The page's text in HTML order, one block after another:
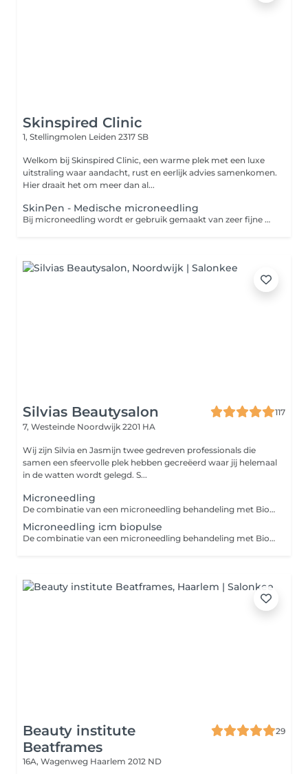
Skinspired Clinic
1, Stellingmolen Leiden 2317 SB
Welkom bij Skinspired Clinic, een warme plek met een luxe
uitstraling waar aandacht, rust en eerlijk advies samenkomen.
Hier draait het om meer dan al...
SkinPen - Medische microneedling
Bij microneedling wordt er gebruik gemaakt van zeer fijne naaldjes die op hoog tempo vibreren in de huid. Zo maken de naaldjes kleine verticale geultjes in de huid waardoor de aanmaak van collageen en elastine wordt gestimuleerd. Dit levert een egalere en stevigere huid op. Ook worden acnelittekens en fijne lijntjes minder zichtbaar. Bij microneedling met een dermaroller wordt er gebruik gemaakt van een roller uitgerust met hele fijne naaldjes. Hiermee wordt de huid als het ware 'beschadigd'. Dit stimuleert de huidvernieuwing, waardoor deze soepeler, egaler en stralender wordt. Het voordeel van een dermapen ten opzichte van een Dermaroller is dat je minder hersteltijd nodig hebt en dat de behandeling prettiger is om te ondergaan.
Silvias Beautysalon
117
7, Westeinde Noordwijk 2201 HA
Wij zijn Silvia en Jasmijn twee gedreven professionals die
samen een sfeervolle plek hebben gecreëerd waar jij helemaal
in de watten wordt gelegd. S...
Microneedling
De combinatie van een microneedling behandeling met Biopulse biedt krachtige voordelen voor je huid: 1. Verbeterde collageenproductie: Microneedling stimuleert de aanmaak van collageen, terwijl Biopulse de huid beter doorbloedt en de cellen diepere herstelprocessen activeert. 2. Diepe hydratatie: Biopulse zorgt ervoor dat actieve werkstoffen, zoals serums, beter in de huid kunnen doordringen, waardoor de huid intensief gehydrateerd wordt. 3. Sneller herstel: De Biopulse behandeling versnelt het herstelproces van de huid na microneedling, waardoor de resultaten sneller zichtbaar zijn. 4. Verbeterde huidtextuur en teint: Deze combinatie vermindert fijne lijntjes, vergroot de stevigheid van de huid en zorgt voor een stralende, egalere teint. Door microneedling te combineren met Biopulse haal je het maximale uit je behandeling voor een gezondere, stralende huid!
Microneedling icm biopulse
De combinatie van een microneedling behandeling met Biopulse biedt krachtige voordelen voor je huid: 1. Verbeterde collageenproductie: Microneedling stimuleert de aanmaak van collageen, terwijl Biopulse de huid beter doorbloedt en de cellen diepere herstelprocessen activeert. 2. Diepe hydratatie: Biopulse zorgt ervoor dat actieve werkstoffen, zoals serums, beter in de huid kunnen doordringen, waardoor de huid intensief gehydrateerd wordt. 3. Sneller herstel: De Biopulse behandeling versnelt het herstelproces van de huid na microneedling, waardoor de resultaten sneller zichtbaar zijn. 4. Verbeterde huidtextuur en teint: Deze combinatie vermindert fijne lijntjes, vergroot de stevigheid van de huid en zorgt voor een stralende, egalere teint. Door microneedling te combineren met Biopulse haal je het maximale uit je behandeling voor een gezondere, stralende huid!
Beauty institute
Beatframes
29
16A, Wagenweg Haarlem 2012 ND